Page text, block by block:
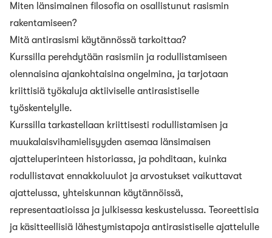
Miten länsimainen filosofia on osallistunut rasismin
rakentamiseen?
Mitä antirasismi käytännössä tarkoittaa?
Kurssilla perehdytään rasismiin ja rodullistamiseen
olennaisina ajankohtaisina ongelmina, ja tarjotaan
kriittisiä työkaluja aktiiviselle antirasistiselle
työskentelylle.
Kurssilla tarkastellaan kriittisesti rodullistamisen ja
muukalaisvihamielisyyden asemaa länsimaisen
ajatteluperinteen historiassa, ja pohditaan, kuinka
rodullistavat ennakkoluulot ja arvostukset vaikuttavat
ajattelussa, yhteiskunnan käytännöissä,
representaatioissa ja julkisessa keskustelussa. Teoreettisia
ja käsitteellisiä lähestymistapoja antirasistiselle ajattelulle